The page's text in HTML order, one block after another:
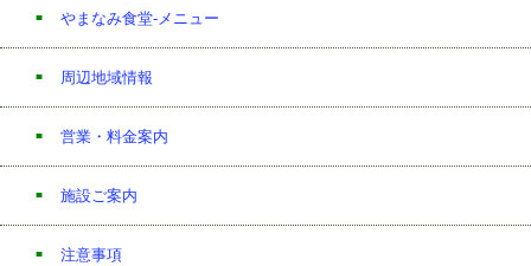
やまなみ食堂-メニュー
周辺地域情報
営業・料金案内
施設ご案内
注意事項